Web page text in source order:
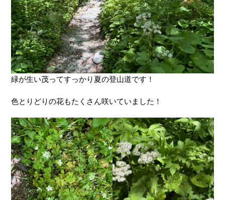
緑が生い茂ってすっかり夏の登山道です！
色とりどりの花もたくさん咲いていました！